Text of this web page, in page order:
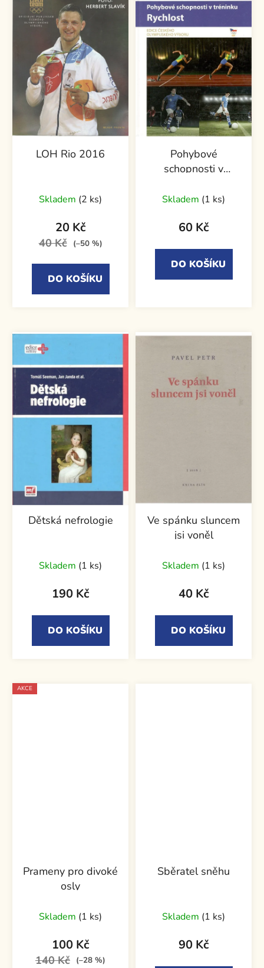
LOH Rio 2016
Skladem (2 ks)
20 Kč
40 Kč (–50 %)
DO KOŠÍKU
Pohybové
schopnosti v
Skladem (1 ks)
60 Kč
DO KOŠÍKU
Dětská nefrologie
Skladem (1 ks)
190 Kč
DO KOŠÍKU
Ve spánku sluncem
jsi voněl
Skladem (1 ks)
40 Kč
DO KOŠÍKU
AKCE
Prameny pro divoké
osly
Skladem (1 ks)
100 Kč
140 Kč (–28 %)
Sběratel sněhu
Skladem (1 ks)
90 Kč